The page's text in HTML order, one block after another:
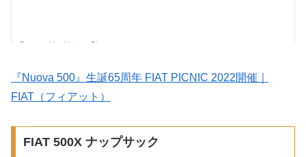
『Nuova 500』生誕65周年 FIAT PICNIC 2022開催｜
FIAT（フィアット）
FIAT 500X ナップサック